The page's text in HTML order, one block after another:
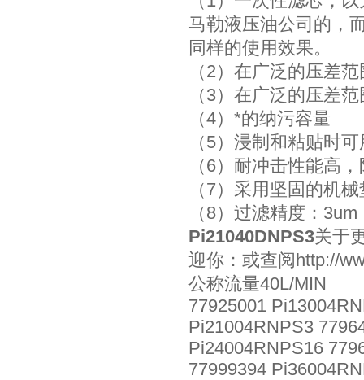
马勒液压油公司的，
同样的使用效果。
（2）在广泛的压差
（3）在广泛的压差
（4）*的纳污容量
（5）浸制和粘贴时
（6）耐冲击性能高
（7）采用坚固的机
（8）过滤精度：
Pi21040DNPS3关于
迎你：或查阅http://
公称流量40L/MIN
77925001
Pi21004RNPS3
Pi24004RNPS16
77999394